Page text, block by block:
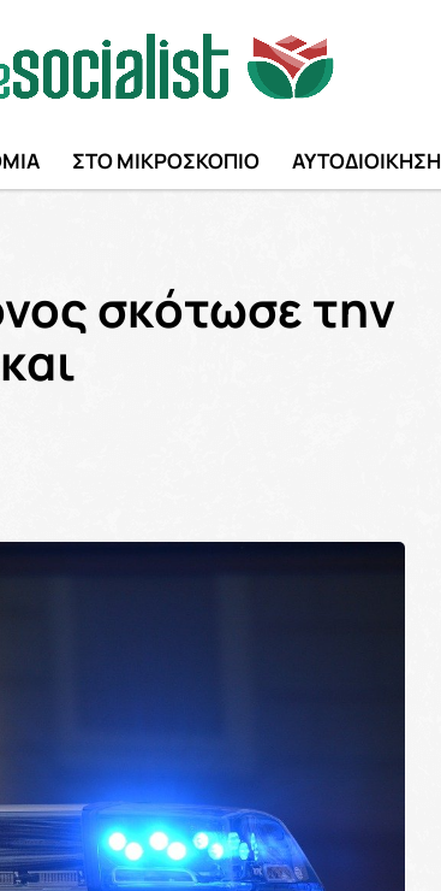
ΣΤΟ ΜΙΚΡΟΣΚΟΠΙΟ ΑΥΤΟΔΙΟΙΚΗΣΗ
σκότωσε την